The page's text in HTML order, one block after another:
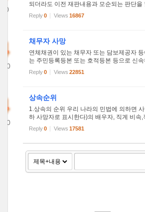
되더라도 이전 재판내용과 모순되는 판단을
하는 효력을 말한다. 이전 재판의 내용과 다
재판의 모순을 가져와서 혼란이 생기며, 법
Reply0 Views 16867
채무자 사망
연체채권이 있는 채무자 또는 담보제공자 등
는 주민등록등본 또는 호적등본 등으로 신
확인하여 채무내역을 통보, 상속인을 통하여
야 한다. 가. 관리대상 상속인 범위 (1) 원금(
Reply0 Views 22851
상속순위
1.상속의 순위 우리 나라의 민법에 의하면 사
하 사망자로 표시한다)의 배우자, 직계 비속
매, 4촌 이내의 방계 혈족만이 상속을 받을
인)에 해당되며, 그 이외의 사람들은 유산을
Reply0 Views 17581